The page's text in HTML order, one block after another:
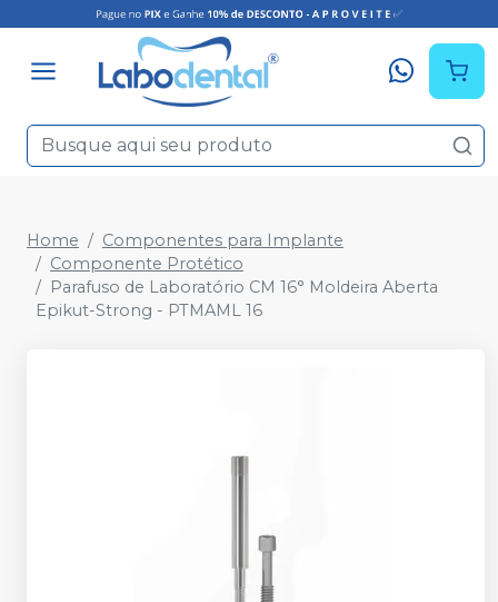
Home
Componentes para Implante
Componente Protético
Parafuso de Laboratório CM 16° Moldeira Aberta
Epikut-Strong - PTMAML 16